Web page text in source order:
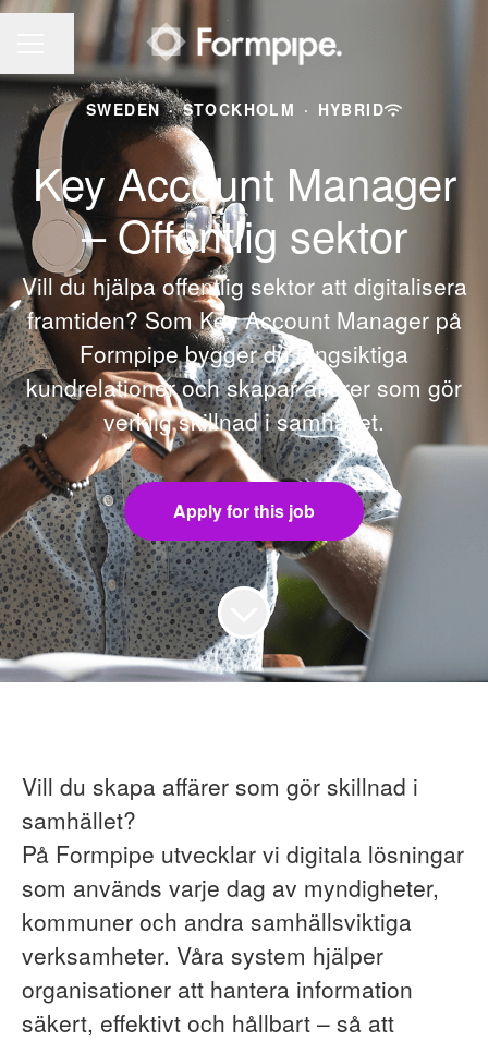
CAREER MENU
Share page
SWEDEN · STOCKHOLM · HYBRID
Key Account Manager
– Offentlig sektor
Vill du hjälpa offentlig sektor att digitalisera
framtiden? Som Key Account Manager på
Formpipe bygger du långsiktiga
kundrelationer och skapar affärer som gör
verklig skillnad i samhället.
Apply for this job
Vill du skapa affärer som gör skillnad i
samhället?
På Formpipe utvecklar vi digitala lösningar
som används varje dag av myndigheter,
kommuner och andra samhällsviktiga
verksamheter. Våra system hjälper
organisationer att hantera information
säkert, effektivt och hållbart – så att